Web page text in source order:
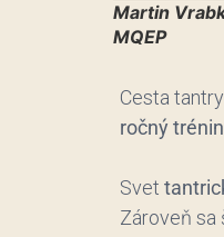
Martin
MQEP
Cesta
ročný
Svet
Zároveň sa